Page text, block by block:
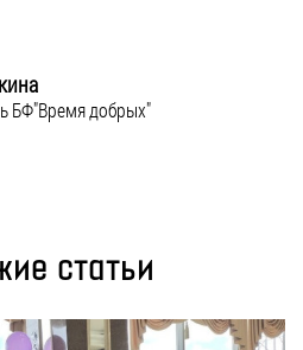
БФ"Время добрых"
статьи